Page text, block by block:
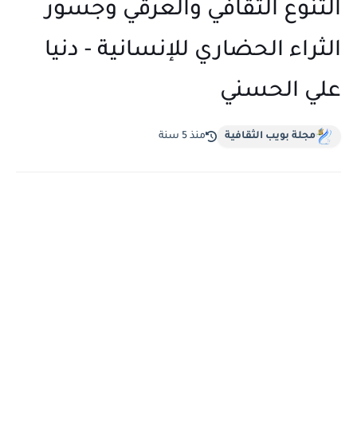
التنوع الثقافي والعرقي وجسور
الثراء الحضاري للإنسانية - دنيا
علي الحسني
مجلة بويب الثقافية منذ 5 سنة